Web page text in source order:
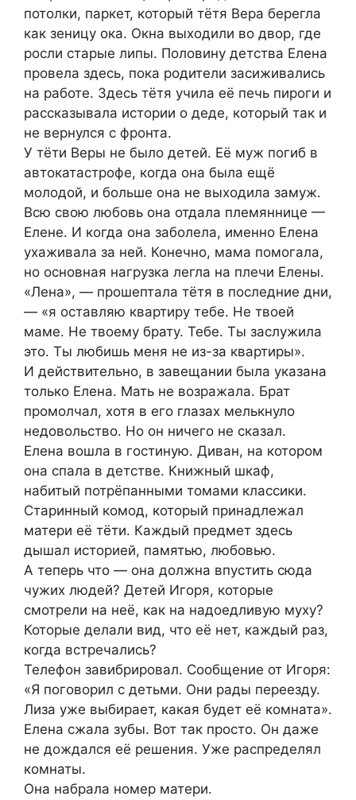
потолки, паркет, который тётя Вера берегла
как зеницу ока. Окна выходили во двор, где
росли старые липы. Половину детства Елена
провела здесь, пока родители засиживались
на работе. Здесь тётя учила её печь пироги и
рассказывала истории о деде, который так и
не вернулся с фронта.
У тёти Веры не было детей. Её муж погиб в
автокатастрофе, когда она была ещё
молодой, и больше она не выходила замуж.
Всю свою любовь она отдала племяннице —
Елене. И когда она заболела, именно Елена
ухаживала за ней. Конечно, мама помогала,
но основная нагрузка легла на плечи Елены.
«Лена», — прошептала тётя в последние дни,
— «я оставляю квартиру тебе. Не твоей
маме. Не твоему брату. Тебе. Ты заслужила
это. Ты любишь меня не из-за квартиры».
И действительно, в завещании была указана
только Елена. Мать не возражала. Брат
промолчал, хотя в его глазах мелькнуло
недовольство. Но он ничего не сказал.
Елена вошла в гостиную. Диван, на котором
она спала в детстве. Книжный шкаф,
набитый потрёпанными томами классики.
Старинный комод, который принадлежал
матери её тёти. Каждый предмет здесь
дышал историей, памятью, любовью.
А теперь что — она должна впустить сюда
чужих людей? Детей Игоря, которые
смотрели на неё, как на надоедливую муху?
Которые делали вид, что её нет, каждый раз,
когда встречались?
Телефон завибрировал. Сообщение от Игоря:
«Я поговорил с детьми. Они рады переезду.
Лиза уже выбирает, какая будет её комната».
Елена сжала зубы. Вот так просто. Он даже
не дождался её решения. Уже распределял
комнаты.
Она набрала номер матери.